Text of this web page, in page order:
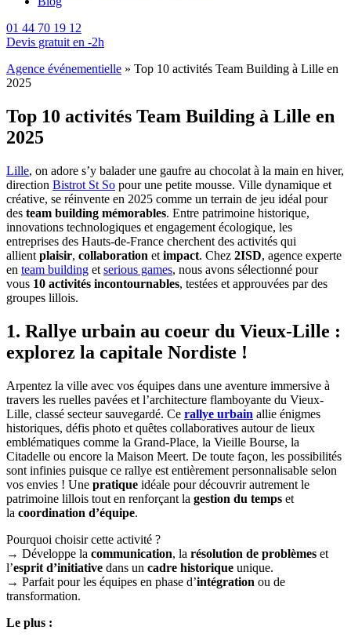
01 44 70 19 12
Devis gratuit en -2h
Agence événementielle » Top 10 activités Team Building à Lille en
2025
Top 10 activités Team Building à Lille en
2025
Lille, on adore s’y balader une gaufre au chocolat à la main en hiver,
direction Bistrot St So pour une petite mousse. Ville dynamique et
créative, se réinvente en 2025 comme un terrain de jeu idéal pour
des team building mémorables. Entre patrimoine historique,
innovations technologiques et engagement écologique, les
entreprises des Hauts-de-France cherchent des activités qui
allient plaisir, collaboration et impact. Chez 2ISD, agence experte
en team building et serious games, nous avons sélectionné pour
vous 10 activités incontournables, testées et approuvées par des
groupes lillois.
1. Rallye urbain au coeur du Vieux-Lille :
explorez la capitale Nordiste !
Arpentez la ville avec vos équipes dans une aventure immersive à
travers les ruelles pavées et l’architecture flamboyante du Vieux-
Lille, classé secteur sauvegardé. Ce rallye urbain allie énigmes
historiques, défis photo et quêtes collaboratives autour de lieux
emblématiques comme la Grand-Place, la Vieille Bourse, la
Citadelle ou encore la Maison Meert. De toute façon, les possibilités
sont infinies puisque ce rallye est entièrement personnalisable selon
vos envies ! Une pratique idéale pour découvrir autrement le
patrimoine lillois tout en renforçant la gestion du temps et
la coordination d’équipe.
Pourquoi choisir cette activité ?
→ Développe la communication, la résolution de problèmes et
l’esprit d’initiative dans un cadre historique unique.
→ Parfait pour les équipes en phase d’intégration ou de
transformation.
Le plus :